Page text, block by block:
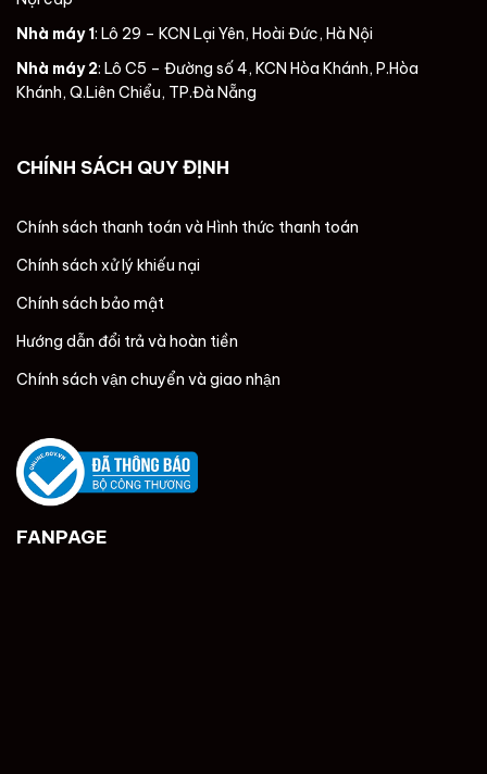
Nhà máy 1: Lô 29 – KCN Lại Yên, Hoài Đức, Hà Nội
Nhà máy 2: Lô C5 – Đường số 4, KCN Hòa Khánh, P.Hòa
Khánh, Q.Liên Chiểu, TP.Đà Nẵng
CHÍNH SÁCH QUY ĐỊNH
Chính sách thanh toán và Hình thức thanh toán
Chính sách xử lý khiếu nại
Chính sách bảo mật
Hướng dẫn đổi trả và hoàn tiền
Chính sách vận chuyển và giao nhận
FANPAGE